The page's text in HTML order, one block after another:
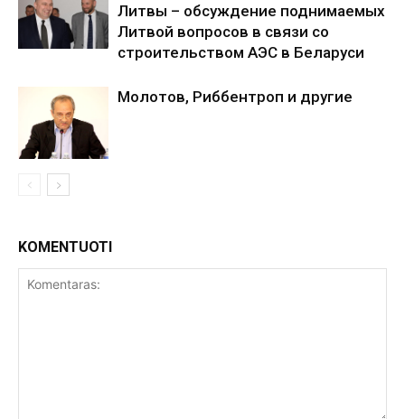
Литвы – обсуждение поднимаемых
Литвой вопросов в связи со
строительством АЭС в Беларуси
Молотов, Риббентроп и другие
KOMENTUOTI